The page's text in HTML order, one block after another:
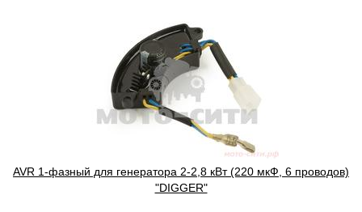
AVR 1-фазный для генератора 2-2,8 кВт (220 мкФ, 6 проводов)
"DIGGER"